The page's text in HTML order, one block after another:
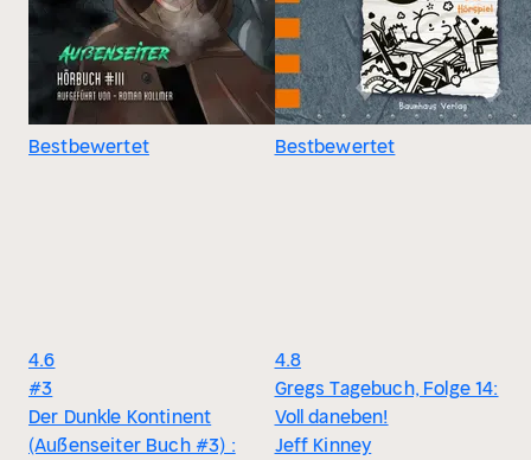
Bestbewertet
4.6
#3
Der Dunkle Kontinent
(Außenseiter Buch #3) :
Bestbewertet
4.8
Gregs Tagebuch, Folge 14:
Voll daneben!
Jeff Kinney